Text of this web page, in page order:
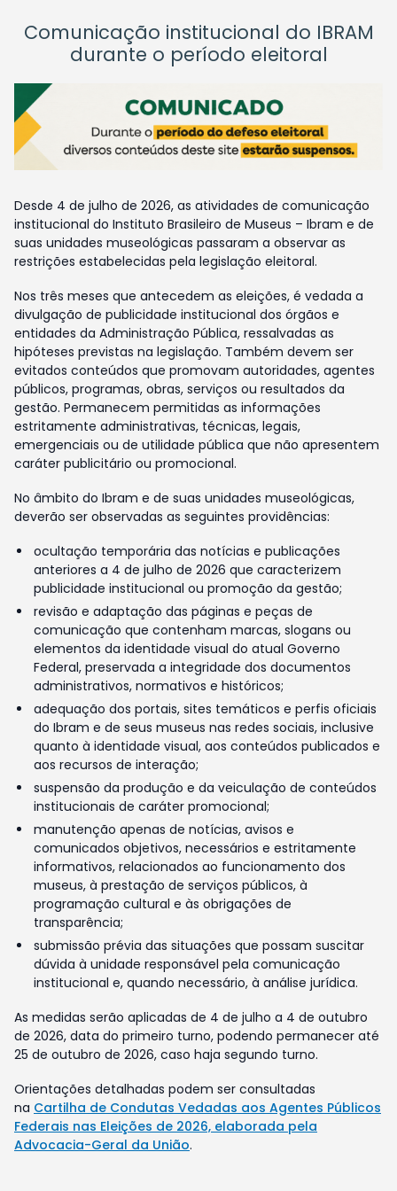
Comunicação institucional do IBRAM
durante o período eleitoral
Desde 4 de julho de 2026, as atividades de comunicação
institucional do Instituto Brasileiro de Museus – Ibram e de
suas unidades museológicas passaram a observar as
restrições estabelecidas pela legislação eleitoral.
Nos três meses que antecedem as eleições, é vedada a
divulgação de publicidade institucional dos órgãos e
entidades da Administração Pública, ressalvadas as
hipóteses previstas na legislação. Também devem ser
evitados conteúdos que promovam autoridades, agentes
públicos, programas, obras, serviços ou resultados da
gestão. Permanecem permitidas as informações
estritamente administrativas, técnicas, legais,
emergenciais ou de utilidade pública que não apresentem
caráter publicitário ou promocional.
No âmbito do Ibram e de suas unidades museológicas,
deverão ser observadas as seguintes providências:
ocultação temporária das notícias e publicações
anteriores a 4 de julho de 2026 que caracterizem
publicidade institucional ou promoção da gestão;
revisão e adaptação das páginas e peças de
comunicação que contenham marcas, slogans ou
elementos da identidade visual do atual Governo
Federal, preservada a integridade dos documentos
administrativos, normativos e históricos;
adequação dos portais, sites temáticos e perfis oficiais
do Ibram e de seus museus nas redes sociais, inclusive
quanto à identidade visual, aos conteúdos publicados e
aos recursos de interação;
suspensão da produção e da veiculação de conteúdos
institucionais de caráter promocional;
manutenção apenas de notícias, avisos e
comunicados objetivos, necessários e estritamente
informativos, relacionados ao funcionamento dos
museus, à prestação de serviços públicos, à
programação cultural e às obrigações de
transparência;
submissão prévia das situações que possam suscitar
dúvida à unidade responsável pela comunicação
institucional e, quando necessário, à análise jurídica.
As medidas serão aplicadas de 4 de julho a 4 de outubro
de 2026, data do primeiro turno, podendo permanecer até
25 de outubro de 2026, caso haja segundo turno.
Orientações detalhadas podem ser consultadas
na Cartilha de Condutas Vedadas aos Agentes Públicos
Federais nas Eleições de 2026, elaborada pela
Advocacia-Geral da União.